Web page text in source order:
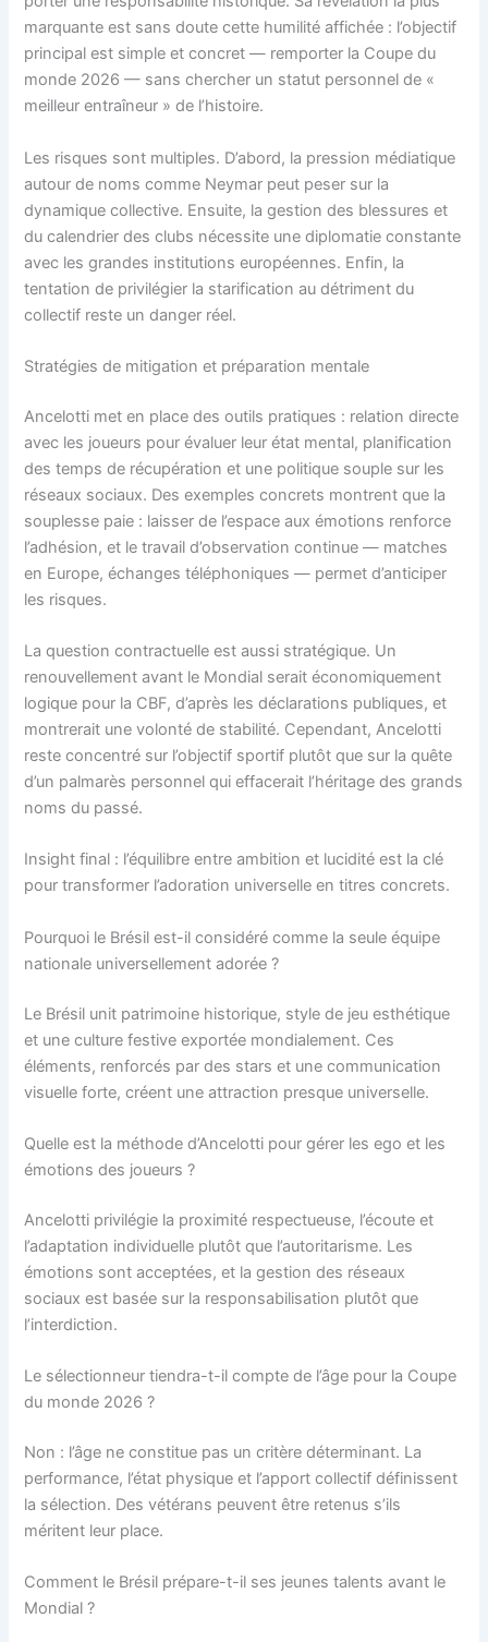
marquante est sans doute cette humilité affichée : l’objectif
principal est simple et concret — remporter la Coupe du
monde 2026 — sans chercher un statut personnel de «
meilleur entraîneur » de l’histoire.
Les risques sont multiples. D’abord, la pression médiatique
autour de noms comme Neymar peut peser sur la
dynamique collective. Ensuite, la gestion des blessures et
du calendrier des clubs nécessite une diplomatie constante
avec les grandes institutions européennes. Enfin, la
tentation de privilégier la starification au détriment du
collectif reste un danger réel.
Stratégies de mitigation et préparation mentale
Ancelotti met en place des outils pratiques : relation directe
avec les joueurs pour évaluer leur état mental, planification
des temps de récupération et une politique souple sur les
réseaux sociaux. Des exemples concrets montrent que la
souplesse paie : laisser de l’espace aux émotions renforce
l’adhésion, et le travail d’observation continue — matches
en Europe, échanges téléphoniques — permet d’anticiper
les risques.
La question contractuelle est aussi stratégique. Un
renouvellement avant le Mondial serait économiquement
logique pour la CBF, d’après les déclarations publiques, et
montrerait une volonté de stabilité. Cependant, Ancelotti
reste concentré sur l’objectif sportif plutôt que sur la quête
d’un palmarès personnel qui effacerait l’héritage des grands
noms du passé.
Insight final : l’équilibre entre ambition et lucidité est la clé
pour transformer l’adoration universelle en titres concrets.
Pourquoi le Brésil est-il considéré comme la seule équipe
nationale universellement adorée ?
Le Brésil unit patrimoine historique, style de jeu esthétique
et une culture festive exportée mondialement. Ces
éléments, renforcés par des stars et une communication
visuelle forte, créent une attraction presque universelle.
Quelle est la méthode d’Ancelotti pour gérer les ego et les
émotions des joueurs ?
Ancelotti privilégie la proximité respectueuse, l’écoute et
l’adaptation individuelle plutôt que l’autoritarisme. Les
émotions sont acceptées, et la gestion des réseaux
sociaux est basée sur la responsabilisation plutôt que
l’interdiction.
Le sélectionneur tiendra-t-il compte de l’âge pour la Coupe
du monde 2026 ?
Non : l’âge ne constitue pas un critère déterminant. La
performance, l’état physique et l’apport collectif définissent
la sélection. Des vétérans peuvent être retenus s’ils
méritent leur place.
Comment le Brésil prépare-t-il ses jeunes talents avant le
Mondial ?